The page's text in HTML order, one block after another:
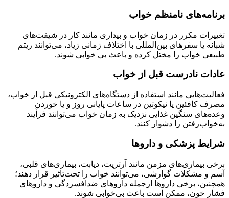
برنامه‌های نامنظم خواب
تغییرات مکرر در زمان خواب و بیداری مانند کار در شیفت‌های
شبانه یا سفرهای بین‌المللی با اختلاف زمانی زیاد، می‌توانند ریتم
طبیعی خواب را مختل کرده و باعث بی خوابی شوند.
عادات نادرست قبل از خواب
فعالیت‌هایی مانند استفاده از دستگاه‌های الکترونیکی قبل از خواب،
مصرف کافئین یا نیکوتین در ساعات پایانی روز و یا خوردن
وعده‌های سنگین غذایی نزدیک به زمان خواب می‌توانند فرآیند
به‌خواب‌رفتن را دشوار کنند.
شرایط پزشکی و داروها
برخی بیماری‌های مزمن مانند آرتریت، دیابت، بیماری‌های قلبی،
آسم و مشکلات گوارشی، می‌توانند خواب را تحت‌تاثیر قرار دهند؛
همچنین، برخی داروها ازجمله داروهای ضدافسردگی و داروهای
فشار خون، ممکن است باعث بی‌خوابی شوند.